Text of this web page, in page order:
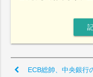
ECB総帥、中央銀行